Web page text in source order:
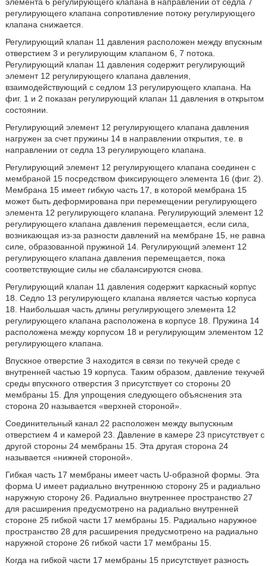
регулирующего клапана сопротивление потоку регулирующего
клапана снижается.
Регулирующий клапан 11 давления расположен между впускным
отверстием 3 и регулирующим клапаном 6, 7 потока.
Регулирующий клапан 11 давления содержит регулирующий
элемент 12 регулирующего клапана давления,
взаимодействующий с седлом 13 регулирующего клапана. На
фиг. 1 и 2 показан регулирующий клапан 11 давления в открытом
состоянии.
Регулирующий элемент 12 регулирующего клапана давления
нагружен за счет пружины 14 в направлении открытия, т.е. в
направлении от седла 13 регулирующего клапана.
Регулирующий элемент 12 регулирующего клапана соединен с
мембраной 15 посредством фиксирующего элемента 16 (фиг. 2).
Мембрана 15 имеет гибкую часть 17, в которой мембрана 15
может быть деформирована при перемещении регулирующего
элемента 12 регулирующего клапана. Регулирующий элемент 12
регулирующего клапана давления перемещается, если сила,
возникающая из-за разности давлений на мембране 15, не равна
силе, образованной пружиной 14. Регулирующий элемент 12
регулирующего клапана давления перемещается, пока
соответствующие силы не сбалансируются снова.
Регулирующий клапан 11 давления содержит каркасный корпус
18. Седло 13 регулирующего клапана является частью корпуса
18. Наибольшая часть длины регулирующего элемента 12
регулирующего клапана расположена в корпусе 18. Пружина 14
расположена между корпусом 18 и регулирующим элементом 12
регулирующего клапана.
Впускное отверстие 3 находится в связи по текучей среде с
внутренней частью 19 корпуса. Таким образом, давление текучей
среды впускного отверстия 3 присутствует со стороны 20
мембраны 15. Для упрощения следующего объяснения эта
сторона 20 называется «верхней стороной».
Соединительный канал 22 расположен между выпускным
отверстием 4 и камерой 23. Давление в камере 23 присутствует с
другой стороны 24 мембраны 15. Эта другая сторона 24
называется «нижней стороной».
Гибкая часть 17 мембраны имеет часть U-образной формы. Эта
форма U имеет радиально внутреннюю сторону 25 и радиально
наружную сторону 26. Радиально внутреннее пространство 27
для расширения предусмотрено на радиально внутренней
стороне 25 гибкой части 17 мембраны 15. Радиально наружное
пространство 28 для расширения предусмотрено на радиально
наружной стороне 26 гибкой части 17 мембраны 15.
Когда на гибкой части 17 мембраны 15 присутствует разность